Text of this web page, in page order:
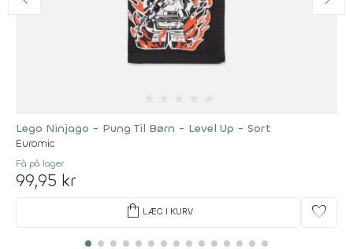
Lego Ninjago - Pung Til Børn - Level Up - Sort
Euromic
Få på lager
99,95 kr
shopping_bag LÆG I KURV favorite